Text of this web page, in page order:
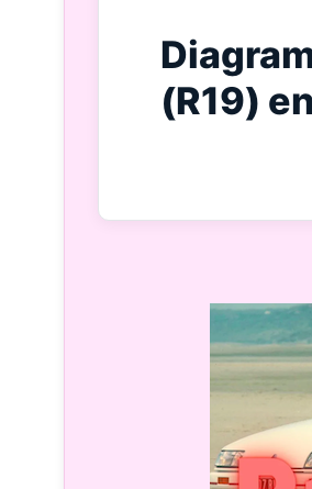
(R19)